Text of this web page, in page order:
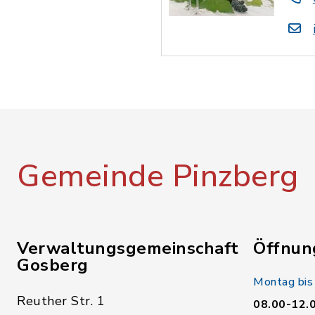
Gemeinde Pinzberg
Verwaltungsgemeinschaft
Gosberg
Reuther Str. 1
Montag
08.00-